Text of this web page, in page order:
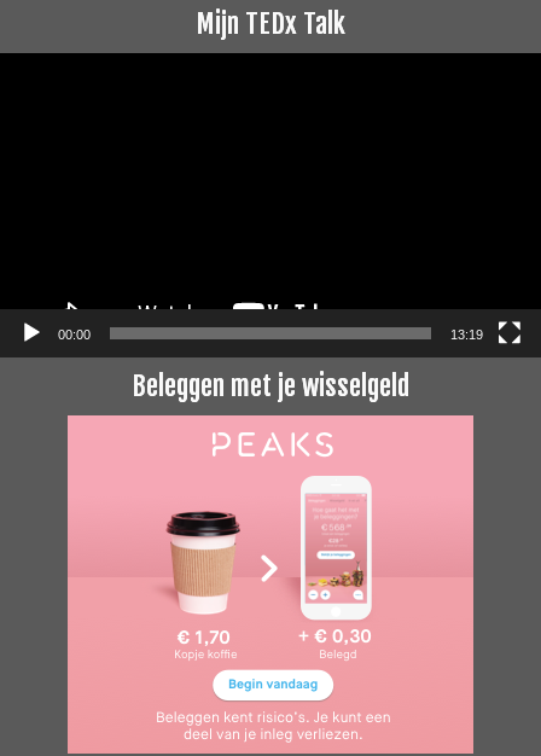
Mijn TEDx Talk
00:00 13:19
Beleggen met je wisselgeld